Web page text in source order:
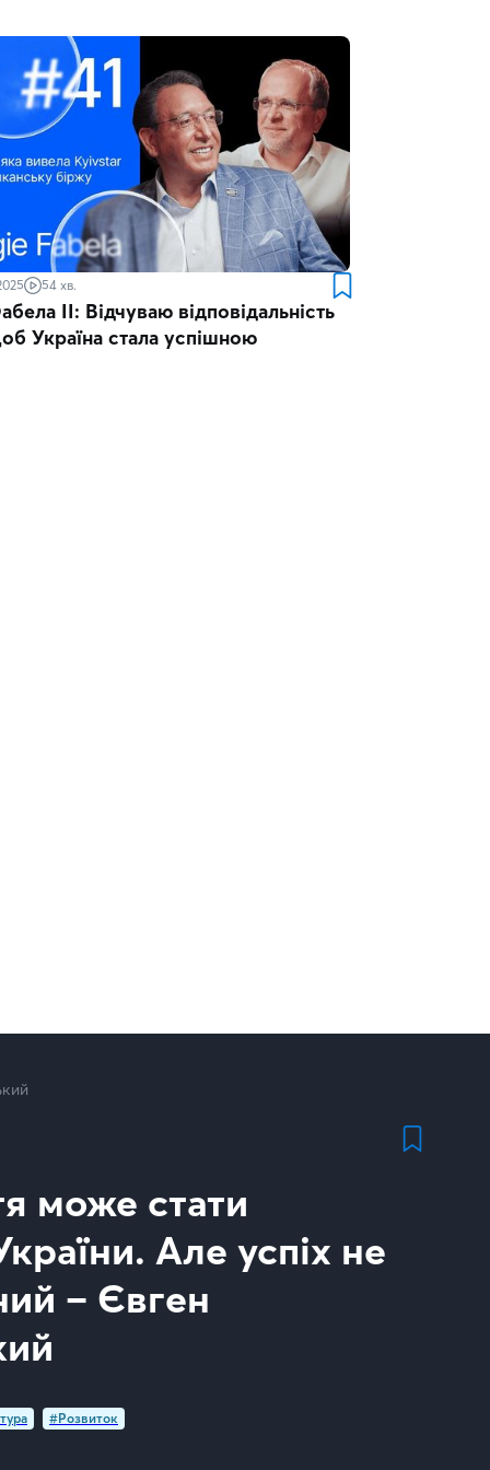
54 хв.
ІІ: Відчуваю відповідальність
Україна стала успішною
може стати
Але успіх не
– Євген
#Розвиток